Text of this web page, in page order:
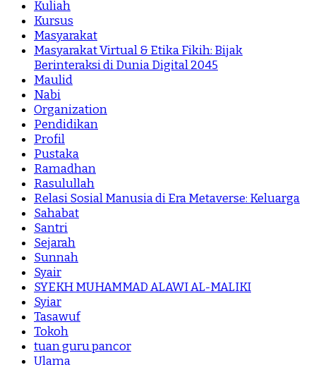
Kuliah
Kursus
Masyarakat
Masyarakat Virtual & Etika Fikih: Bijak
Berinteraksi di Dunia Digital 2045
Maulid
Nabi
Organization
Pendidikan
Profil
Pustaka
Ramadhan
Rasulullah
Relasi Sosial Manusia di Era Metaverse: Keluarga
Sahabat
Santri
Sejarah
Sunnah
Syair
SYEKH MUHAMMAD ALAWI AL-MALIKI
Syiar
Tasawuf
Tokoh
tuan guru pancor
Ulama